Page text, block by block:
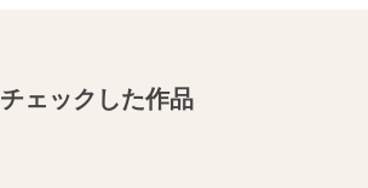
チェックした作品